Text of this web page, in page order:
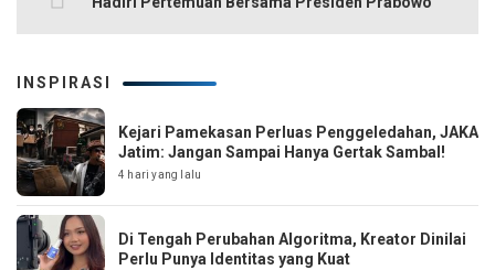
INSPIRASI
Kejari Pamekasan Perluas Penggeledahan, JAKA
Jatim: Jangan Sampai Hanya Gertak Sambal!
4 hari yang lalu
Di Tengah Perubahan Algoritma, Kreator Dinilai
Perlu Punya Identitas yang Kuat